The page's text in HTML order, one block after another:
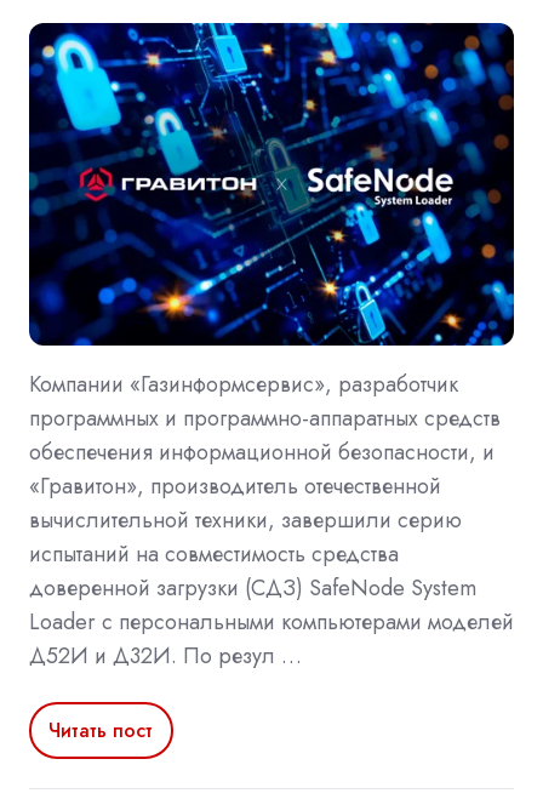
Компании «Газинформсервис», разработчик
программных и программно-аппаратных средств
обеспечения информационной безопасности, и
«Гравитон», производитель отечественной
вычислительной техники, завершили серию
испытаний на совместимость средства
доверенной загрузки (СДЗ) SafeNode System
Loader с персональными компьютерами моделей
Д52И и Д32И. По резул …
Читать пост